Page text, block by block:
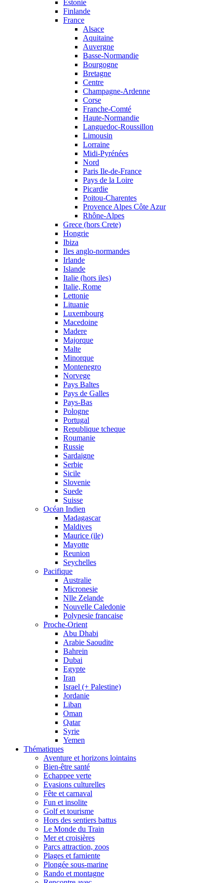
Estonie
Finlande
France
Alsace
Aquitaine
Auvergne
Basse-Normandie
Bourgogne
Bretagne
Centre
Champagne-Ardenne
Corse
Franche-Comté
Haute-Normandie
Languedoc-Roussillon
Limousin
Lorraine
Midi-Pyrénées
Nord
Paris Ile-de-France
Pays de la Loire
Picardie
Poitou-Charentes
Provence Alpes Côte Azur
Rhône-Alpes
Grece (hors Crete)
Hongrie
Ibiza
Iles anglo-normandes
Irlande
Islande
Italie (hors iles)
Italie, Rome
Lettonie
Lituanie
Luxembourg
Macedoine
Madere
Majorque
Malte
Minorque
Montenegro
Norvege
Pays Baltes
Pays de Galles
Pays-Bas
Pologne
Portugal
Republique tcheque
Roumanie
Russie
Sardaigne
Serbie
Sicile
Slovenie
Suede
Suisse
Océan Indien
Madagascar
Maldives
Maurice (ile)
Mayotte
Reunion
Seychelles
Pacifique
Australie
Micronesie
Nlle Zelande
Nouvelle Caledonie
Polynesie francaise
Proche-Orient
Abu Dhabi
Arabie Saoudite
Bahrein
Dubai
Egypte
Iran
Israel (+ Palestine)
Jordanie
Liban
Oman
Qatar
Syrie
Yemen
Thématiques
Aventure et horizons lointains
Bien-être santé
Echappee verte
Evasions culturelles
Fête et carnaval
Fun et insolite
Golf et tourisme
Hors des sentiers battus
Le Monde du Train
Mer et croisières
Parcs attraction, zoos
Plages et farniente
Plongée sous-marine
Rando et montagne